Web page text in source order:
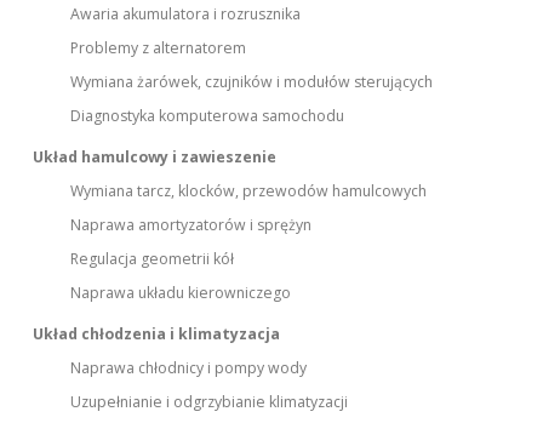
Awaria akumulatora i rozrusznika
Problemy z alternatorem
Wymiana żarówek, czujników i modułów sterujących
Diagnostyka komputerowa samochodu
Układ hamulcowy i zawieszenie
Wymiana tarcz, klocków, przewodów hamulcowych
Naprawa amortyzatorów i sprężyn
Regulacja geometrii kół
Naprawa układu kierowniczego
Układ chłodzenia i klimatyzacja
Naprawa chłodnicy i pompy wody
Uzupełnianie i odgrzybianie klimatyzacji